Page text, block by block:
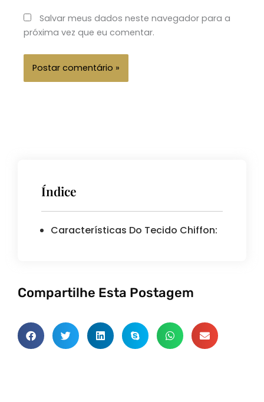
Internet
Salvar meus dados neste navegador para a
próxima vez que eu comentar.
Índice
Características Do Tecido Chiffon:
Compartilhe Esta Postagem